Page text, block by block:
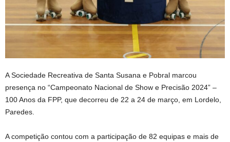
A Sociedade Recreativa de Santa Susana e Pobral marcou
presença no “Campeonato Nacional de Show e Precisão 2024” –
100 Anos da FPP, que decorreu de 22 a 24 de março, em Lordelo,
Paredes.
A competição contou com a participação de 82 equipas e mais de